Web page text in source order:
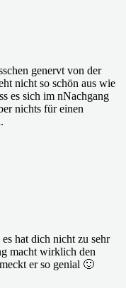
genervt von der
nicht so schön aus wie
es sich im nNachgang
nichts für einen
hat dich nicht zu sehr
macht wirklich den
er so genial 🙂